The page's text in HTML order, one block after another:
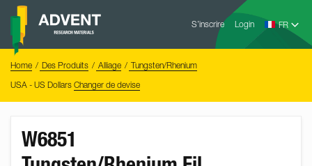
Skip
content
S’inscrire Login
Advent
Home Des Produits Alliage
Tungsten/Rhenium
USA - US Dollars Changer de devise
W6851